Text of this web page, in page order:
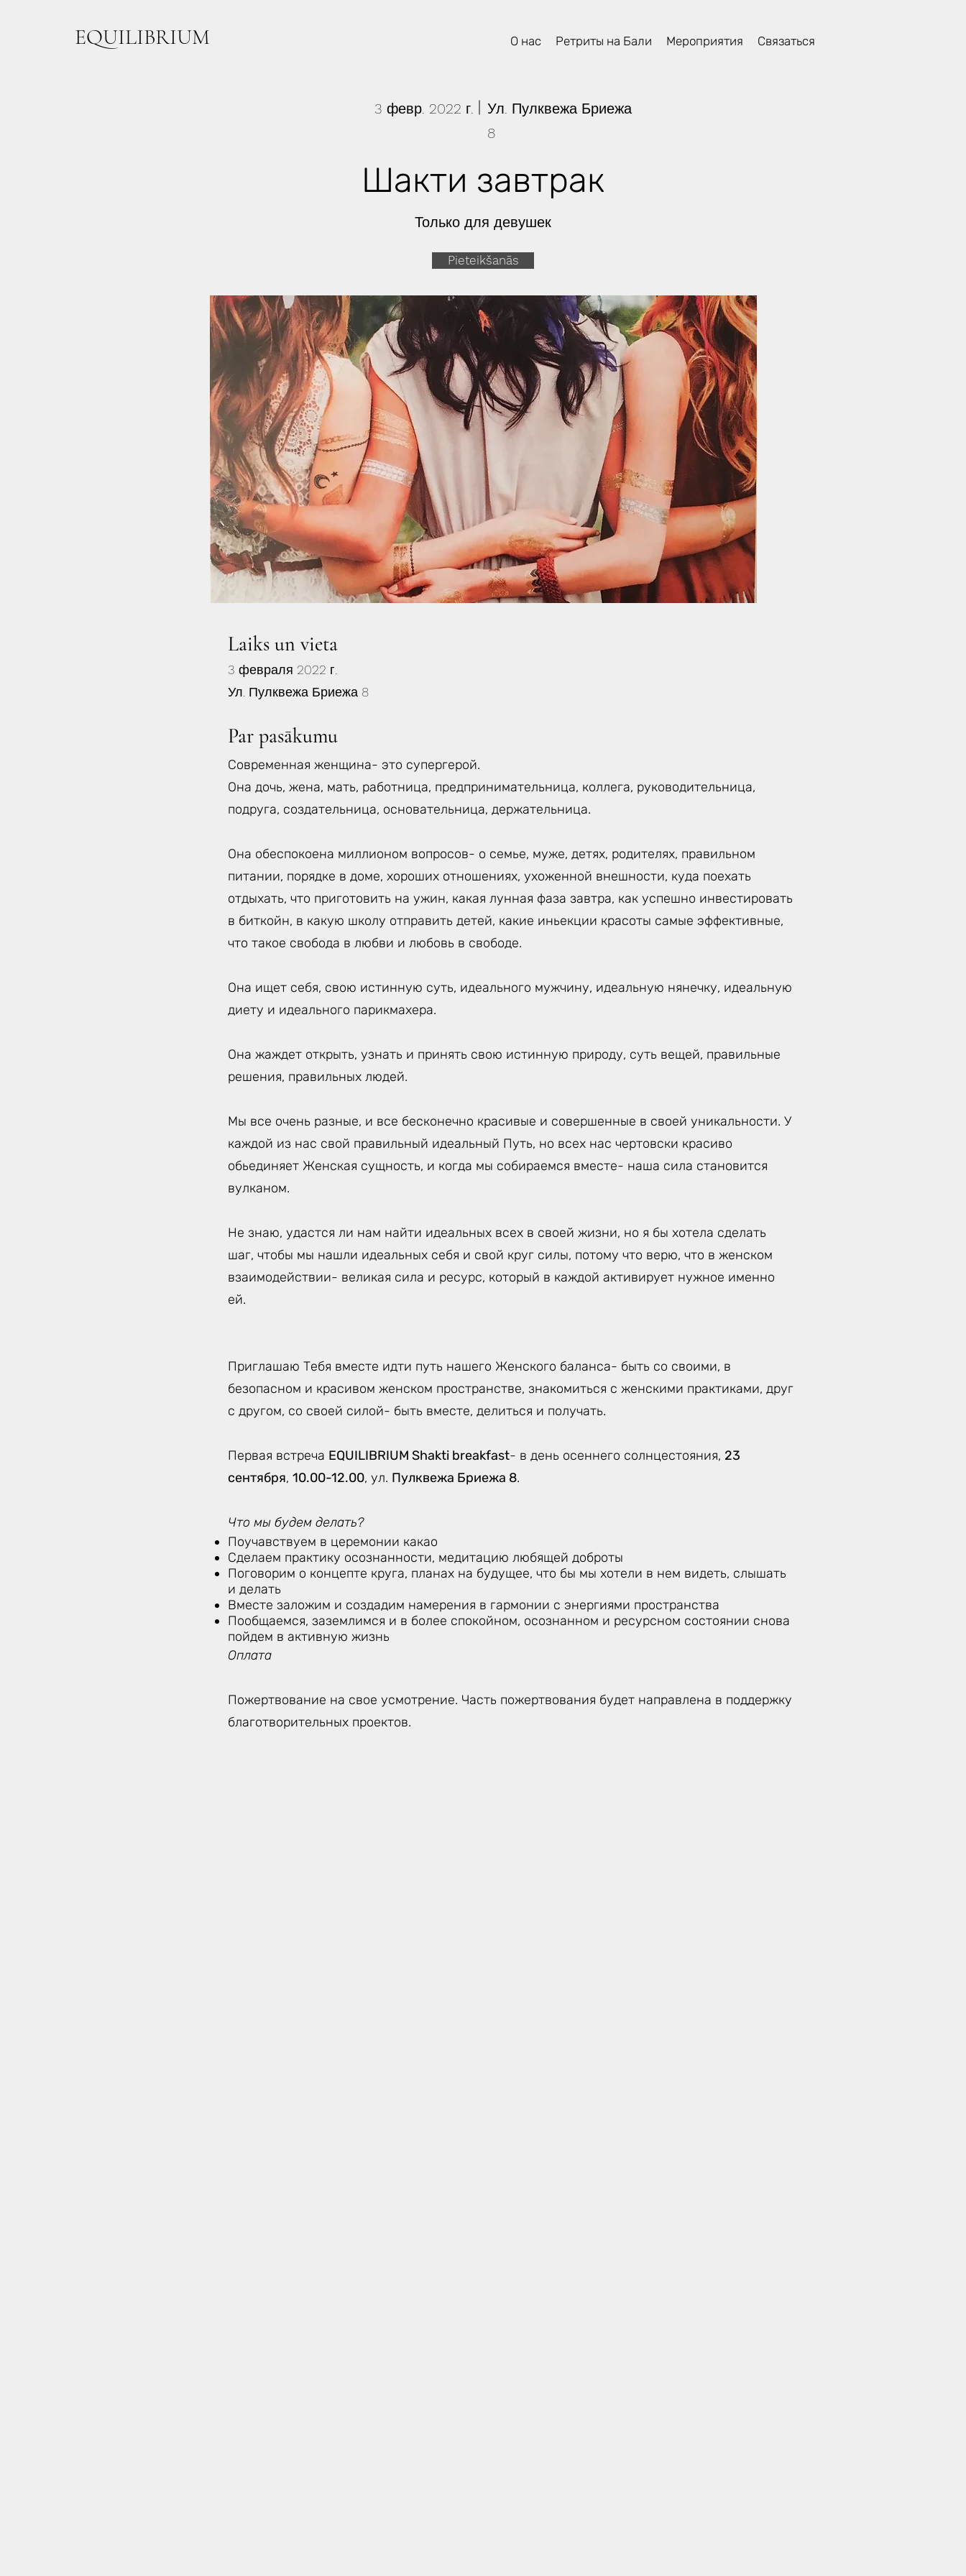
EQUILIBRIUM О нас Ретриты на Бали Мероприятия Связаться
3 февр. 2022 г.
Ул. Пулквежа Бриежа
8
Шакти завтрак
Только для девушек
Pieteikšanās
Laiks un vieta
3 февраля 2022 г.
Ул. Пулквежа Бриежа 8
Par pasākumu
Современная женщина- это супергерой.
Она дочь, жена, мать, работница, предпринимательница, коллега, руководительница,
подруга, создательница, основательница, держательница.
Она обеспокоена миллионом вопросов- о семье, муже, детях, родителях, правильном
питании, порядке в доме, хороших отношениях, ухоженной внешности, куда поехать
отдыхать, что приготовить на ужин, какая лунная фаза завтра, как успешно инвестировать
в биткойн, в какую школу отправить детей, какие иньекции красоты самые эффективные,
что такое свобода в любви и любовь в свободе.
Она ищет себя, свою истинную суть, идеального мужчину, идеальную нянечку, идеальную
диету и идеального парикмахера.
Она жаждет открыть, узнать и принять свою истинную природу, суть вещей, правильные
решения, правильных людей.
Мы все очень разные, и все бесконечно красивые и совершенные в своей уникальности. У
каждой из нас свой правильный идеальный Путь, но всех нас чертовски красиво
обьединяет Женская сущность, и когда мы собираемся вместе- наша сила становится
вулканом.
Не знаю, удастся ли нам найти идеальных всех в своей жизни, но я бы хотела сделать
шаг, чтобы мы нашли идеальных себя и свой круг силы, потому что верю, что в женском
взаимодействии- великая сила и ресурс, который в каждой активирует нужное именно
ей.
Приглашаю Тебя вместе идти путь нашего Женского баланса- быть со своими, в
безопасном и красивом женском пространстве, знакомиться с женскими практиками, друг
с другом, со своей силой- быть вместе, делиться и получать.
Первая встреча EQUILIBRIUM Shakti breakfast- в день осеннего солнцестояния, 23
сентября, 10.00-12.00, ул. Пулквежа Бриежа 8.
Что мы будем делать?
Поучавствуем в церемонии какао
Сделаем практику осознанности, медитацию любящей доброты
Поговорим о концепте круга, планах на будущее, что бы мы хотели в нем видеть, слышать
и делать
Вместе заложим и создадим намерения в гармонии с энергиями пространства
Пообщаемся, заземлимся и в более спокойном, осознанном и ресурсном состоянии снова
пойдем в активную жизнь
Оплата
Пожертвование на свое усмотрение. Часть пожертвования будет направлена в поддержку
благотворительных проектов.